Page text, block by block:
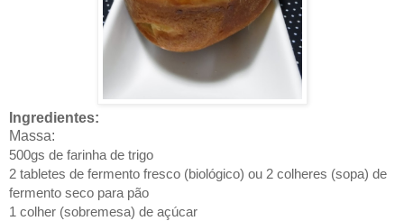
Ingredientes:
Massa:
500gs de farinha de trigo
2 tabletes de fermento fresco (biológico) ou 2 colheres (sopa) de
fermento seco para pão
1 colher (sobremesa) de açúcar